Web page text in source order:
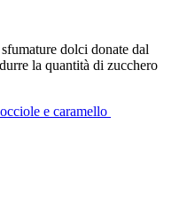
dolci donate dal
la quantità di zucchero
e caramello